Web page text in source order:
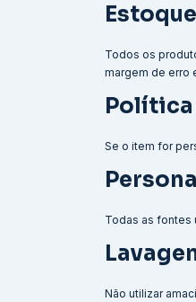
Todos os
margem de erro
Política
Se o item for
Todas as fontes
Não utilizar